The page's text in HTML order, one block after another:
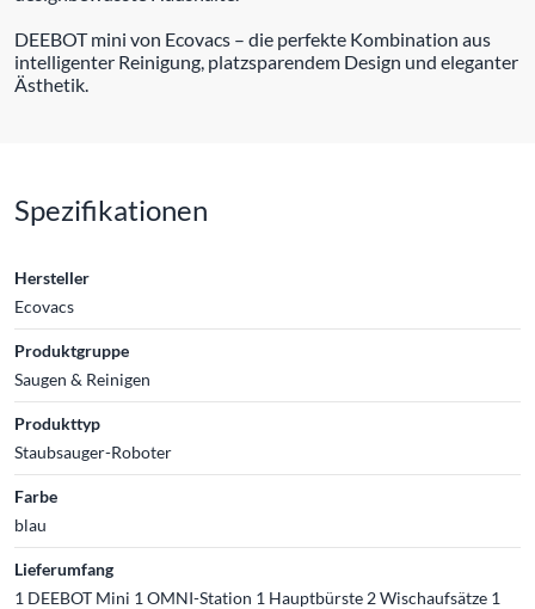
DEEBOT mini von Ecovacs – die perfekte Kombination aus
intelligenter Reinigung, platzsparendem Design und eleganter
Ästhetik.
Spezifikationen
Hersteller
Ecovacs
Produktgruppe
Saugen & Reinigen
Produkttyp
Staubsauger-Roboter
Farbe
blau
Lieferumfang
1 DEEBOT Mini 1 OMNI-Station 1 Hauptbürste 2 Wischaufsätze 1